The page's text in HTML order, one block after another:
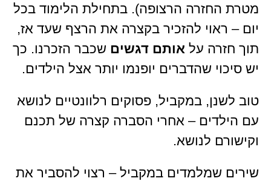
מטרת החזרה הרצופה). בתחילת הלימוד בכל
יום – ראוי להזכיר בקצרה את הרצף שעד אז,
תוך חזרה על אותם דגשים שכבר הזכרנו. כך
יש סיכוי שהדברים יופנמו יותר אצל הילדים.
טוב לשנן, במקביל, פסוקים רלוונטיים לנושא
עם הילדים – אחרי הסברה קצרה של תכנם
וקישורם לנושא.
שירים שמלמדים במקביל – רצוי להסביר את